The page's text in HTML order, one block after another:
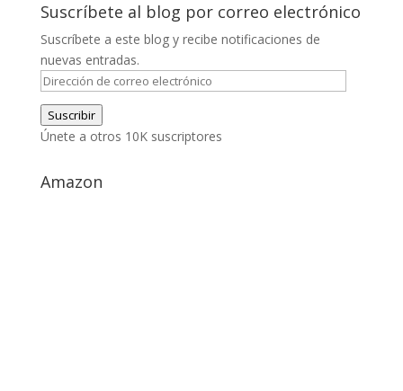
Suscríbete al blog por correo electrónico
Suscríbete a este blog y recibe notificaciones de
nuevas entradas.
Dirección
de
correo
electrónico
Suscribir
Únete a otros 10K suscriptores
Amazon